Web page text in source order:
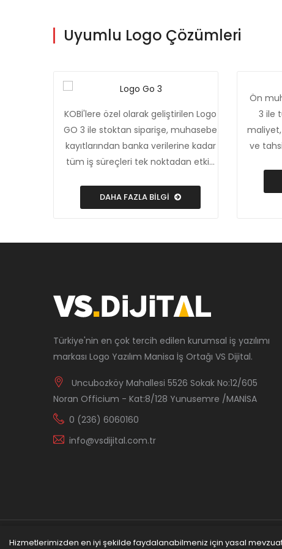
Uyumlu Logo Çözümleri
KOBİ'lere özel olarak geliştirilen Logo
GO 3 ile stoktan siparişe, muhasebe
kayıtlarından banka verilerine kadar
tüm iş süreçleri tek noktadan etkin
DAHA FAZLA BİLGİ
Ön
3 ile
ve
kontrol
Türkiye'nin en çok tercih edilen kurumsal iş yazılımı
markası Logo Yazılım Manisa İş Ortağı VS Dijital.
Uncubozköy Mahallesi 5526 Sokak No:12/605
Noran Officium - Kat:8/128 Yunusemre /MANİSA
0 (236) 6060160
info@vsdijital.com.tr
© Copyright 2022VS Dijital Ltd. Şti.Logo Yazlım
Hizmetlerimizden en iyi şekilde faydalanabilmeniz için yasal